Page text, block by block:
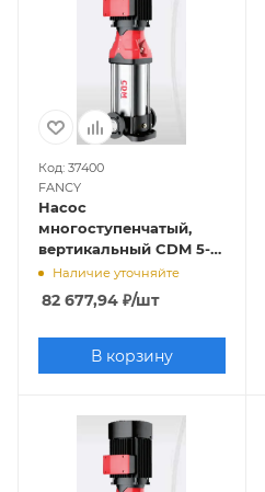
Код: 37400
FANCY
Насос
многоступенчатый,
вертикальный CDM 5-
23 (4кВт, 380В, 5м3/ч,
142м), FANCY
Наличие уточняйте
82 677,94 ₽/шт
В корзину